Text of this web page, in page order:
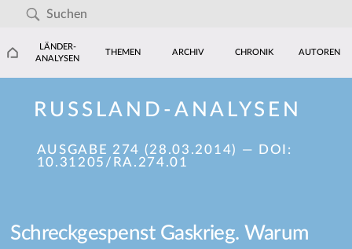
LÄNDER-
ANALYSEN
THEMEN ARCHIV CHRONIK AUTOREN
RUSSLAND-ANALYSEN
AUSGABE 274 (28.03.2014)
— DOI:
10.31205/RA.274.01
Schreckgespenst Gaskrieg. Warum